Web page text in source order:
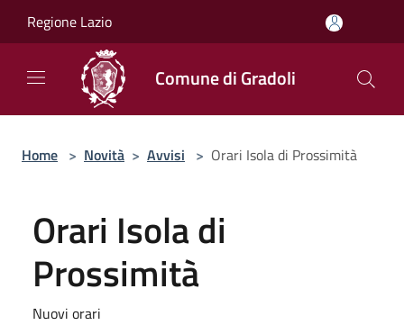
Regione Lazio
Comune di Gradoli
Home > Novità > Avvisi > Orari Isola di Prossimità
Orari Isola di
Prossimità
Nuovi orari